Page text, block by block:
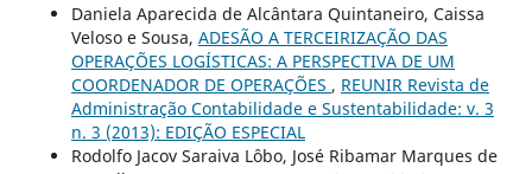
Daniela Aparecida de Alcântara Quintaneiro, Caissa
Veloso e Sousa, ADESÃO A TERCEIRIZAÇÃO DAS
OPERAÇÕES LOGÍSTICAS: A PERSPECTIVA DE UM
COORDENADOR DE OPERAÇÕES , REUNIR Revista de
Administração Contabilidade e Sustentabilidade: v. 3
n. 3 (2013): EDIÇÃO ESPECIAL
Rodolfo Jacov Saraiva Lôbo, José Ribamar Marques de